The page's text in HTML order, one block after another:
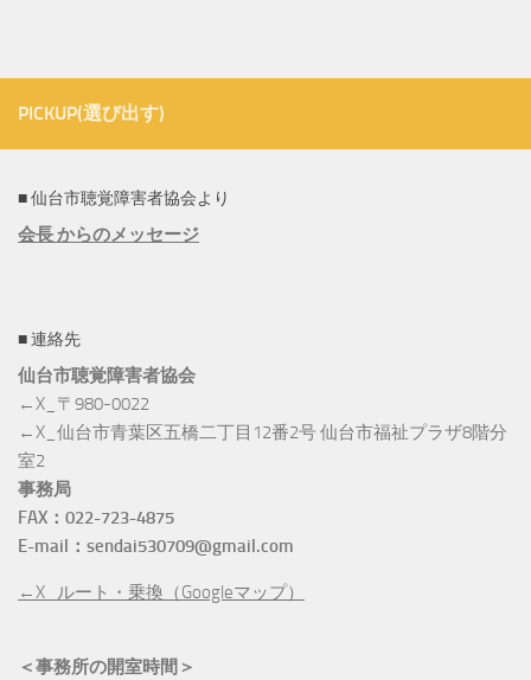
PICKUP(選び出す)
■ 仙台市聴覚障害者協会より
会長 からのメッセージ
■ 連絡先
仙台市聴覚障害者協会
←X_〒980-0022
←X_仙台市青葉区五橋二丁目12番2号 仙台市福祉プラザ8階分
室2
事務局
FAX：022-723-4875
E-mail：sendai530709@gmail.com
←X_ルート・乗換（Googleマップ）
＜事務所の開室時間＞